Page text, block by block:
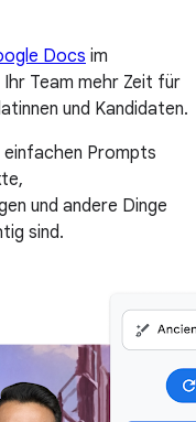
Docs im
Team mehr Zeit für
und Kandidaten.
einfachen Prompts
und andere Dinge
sind.